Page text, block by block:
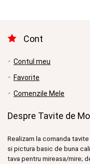
Cont
Contul meu
Favorite
Comenzile Mele
Despre Tavite de
Realizam la comanda
si pictura basic de buna
tava pentru mireasa/mire;